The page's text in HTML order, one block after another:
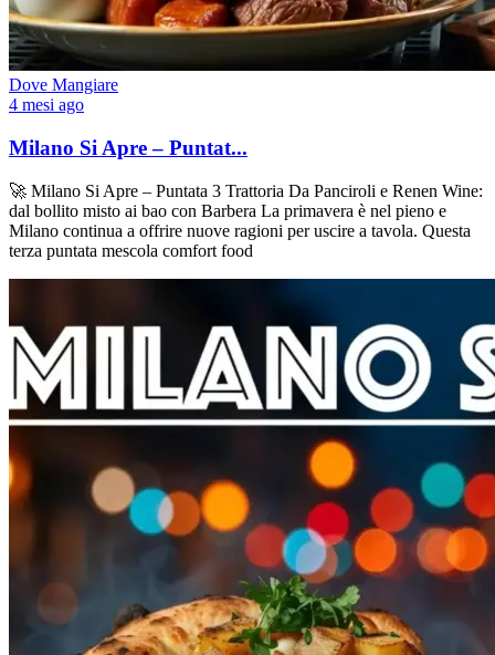
Dove Mangiare
4 mesi ago
Milano Si Apre – Puntat...
🚀 Milano Si Apre – Puntata 3 Trattoria Da Panciroli e Renen Wine:
dal bollito misto ai bao con Barbera La primavera è nel pieno e
Milano continua a offrire nuove ragioni per uscire a tavola. Questa
terza puntata mescola comfort food